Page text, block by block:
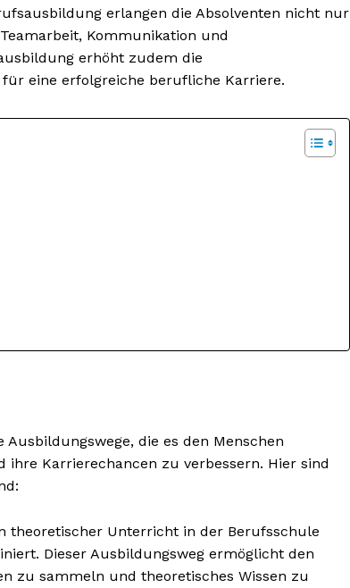
erlangen die Absolventen nicht nur
Kommunikation und
erhöht zudem die
eine erfolgreiche berufliche Karriere.
die es den Menschen
Karrierechancen zu verbessern. Hier sind
theoretischer Unterricht in der Berufsschule
Dieser Ausbildungsweg ermöglicht den
zu sammeln und theoretisches Wissen zu